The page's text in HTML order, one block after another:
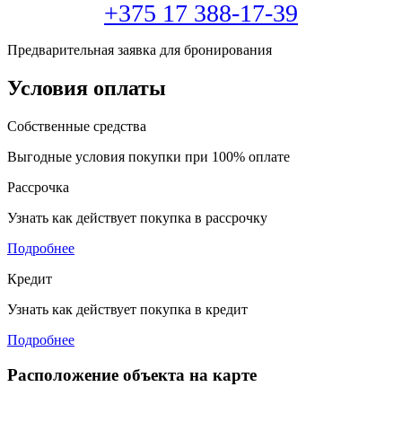
+375 17 388-17-39
Предварительная заявка для бронирования
Условия оплаты
Собственные средства
Выгодные условия покупки при 100% оплате
Рассрочка
Узнать как действует покупка в рассрочку
Подробнее
Кредит
Узнать как действует покупка в кредит
Подробнее
Расположение объекта на карте